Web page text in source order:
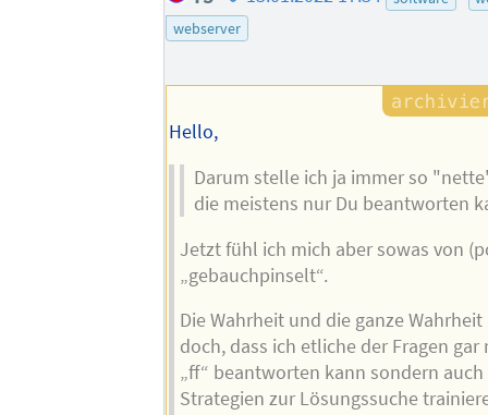
des
webserver
Hello,
Darum stelle ich ja immer so
die meistens nur Du beantworten
Jetzt fühl ich mich aber sowas von
„gebauchpinselt“.
Die Wahrheit und die ganze
doch, dass ich etliche der Fragen gar
„ff“ beantworten kann sondern
Strategien zur Lösungssuche